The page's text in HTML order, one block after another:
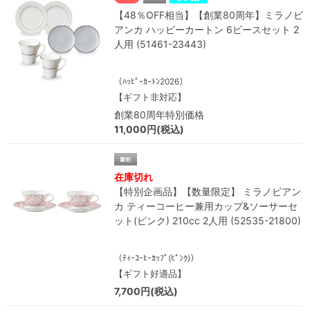
【48％OFF相当】【創業80周年】ミラノビ
アンカ ハッピーカートン 6ピースセット 2
人用 (51461-23443)
（ﾊｯﾋﾟｰｶｰﾄﾝ2026）
【ギフト非対応】
創業80周年特別価格
11,000円(税込)
在庫切れ
【特別企画品】【数量限定】 ミラノビアン
カ ティーコーヒー兼用カップ&ソーサーセ
ット(ピンク) 210cc 2人用 (52535-21800)
（ﾃｨｰｺｰﾋｰｶｯﾌﾟ(ﾋﾟﾝｸ)）
【ギフト好適品】
7,700円(税込)